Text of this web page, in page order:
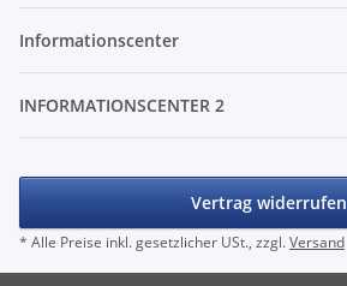
Informationscenter
INFORMATIONSCENTER 2
Vertrag widerrufen
* Alle Preise inkl. gesetzlicher USt., zzgl.Versand